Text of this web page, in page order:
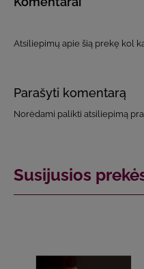
Atsiliepimų apie šią prekę kol
Parašyti komentarą
Norėdami palikti atsiliepimą
Susijusios